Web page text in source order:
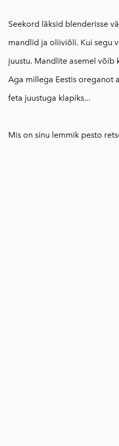
Seekord läksid blenderisse
mandlid ja oliiviõli. Kui segu
juustu. Mandlite asemel võib
Aga millega Eestis oreganot
feta juustuga klapiks...
Mis on sinu lemmik pesto